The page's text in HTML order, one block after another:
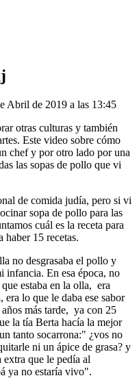
Abril de 2019 a las 13:45
otras culturas y también
Este video sobre cómo
chef y por otro lado por una
las sopas de pollo que vi
de comida judía, pero si vi
sopa de pollo para las
cuál es la receta para
haber 15 recetas.
no desgrasaba el pollo y
infancia. En esa época, no
estaba en la olla, era
era lo que le daba ese sabor
más tarde, ya con 25
la tía Berta hacía la mejor
tanto socarrona:" ¿vos no
ni un ápice de grasa? y
extra que le pedía al
ya no estaría vivo".